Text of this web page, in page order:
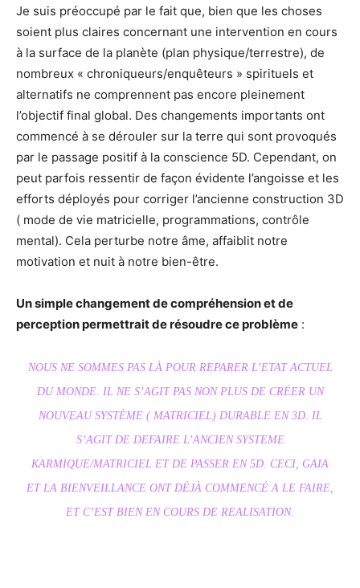
Je suis préoccupé par le fait que, bien que les choses
soient plus claires concernant une intervention en cours
à la surface de la planète (plan physique/terrestre), de
nombreux « chroniqueurs/enquêteurs » spirituels et
alternatifs ne comprennent pas encore pleinement
l’objectif final global. Des changements importants ont
commencé à se dérouler sur la terre qui sont provoqués
par le passage positif à la conscience 5D. Cependant, on
peut parfois ressentir de façon évidente l’angoisse et les
efforts déployés pour corriger l’ancienne construction 3D
( mode de vie matricielle, programmations, contrôle
mental). Cela perturbe notre âme, affaiblit notre
motivation et nuit à notre bien-être.
Un simple changement de compréhension et de
perception permettrait de résoudre ce problème :
NOUS NE SOMMES PAS LÀ POUR REPARER L’ETAT ACTUEL
DU MONDE. IL NE S’AGIT PAS NON PLUS DE CRÉER UN
NOUVEAU SYSTÈME ( MATRICIEL) DURABLE EN 3D. IL
S’AGIT DE DEFAIRE L’ANCIEN SYSTEME
KARMIQUE/MATRICIEL ET DE PASSER EN 5D. CECI, GAIA
ET LA BIENVEILLANCE ONT DÉJÀ COMMENCÉ A LE FAIRE,
ET C’EST BIEN EN COURS DE REALISATION.